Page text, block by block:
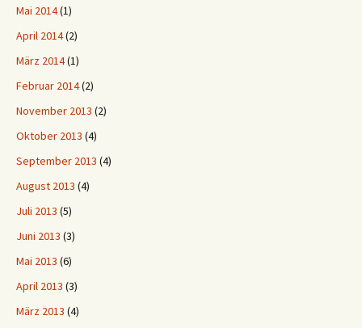
Mai 2014(1)
April 2014(2)
März 2014(1)
Februar 2014(2)
November 2013 (2)
Oktober 2013 (4)
September 2013 (4)
August 2013 (4)
Juli 2013 (5)
Juni 2013 (3)
Mai 2013 (6)
April 2013 (3)
März 2013 (4)